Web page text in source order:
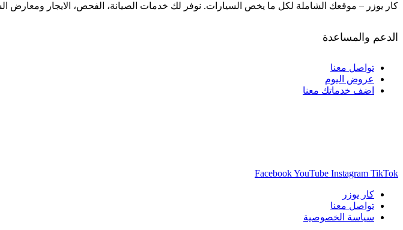
كار يوزر – موقعك الشاملة لكل ما يخص السيارات. نوفر لك خدمات الصيانة، الفحص، الايجار ومعارض
الدعم والمساعدة
تواصل معنا
عروض اليوم
اضف خدماتك معنا
FacebookYouTube Instagram TikTok
كار يوزر
تواصل معنا
سياسة الخصوصية